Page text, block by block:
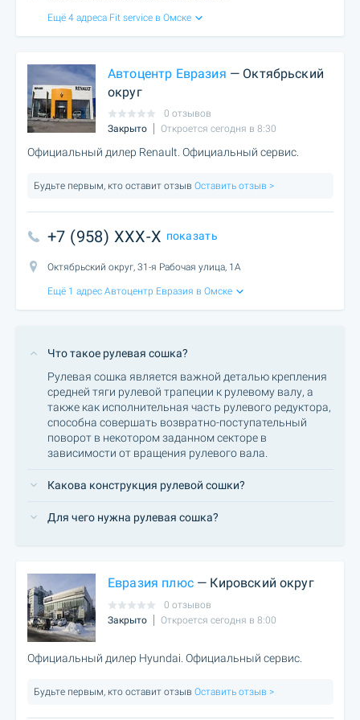
Ещё 4 адреса Fit service в Омске
Автоцентр Евразия — Октябрьский
округ
0 отзывов
Закрыто
Откроется сегодня в 8:30
Официальный дилер Renault. Официальный сервис.
Будьте первым, кто оставит отзыв Оставить отзыв >
+7 (958) XXX-X показать
Октябрьский округ, 31-я Рабочая улица, 1А
Ещё 1 адрес Автоцентр Евразия в Омске
Что такое рулевая сошка?
Рулевая сошка является важной деталью крепления
средней тяги рулевой трапеции к рулевому валу, а
также как исполнительная часть рулевого редуктора,
способна совершать возвратно-поступательный
поворот в некотором заданном секторе в
зависимости от вращения рулевого вала.
Какова конструкция рулевой сошки?
Для чего нужна рулевая сошка?
Евразия плюс— Кировский округ
0 отзывов
Закрыто
Откроется сегодня в 8:00
Официальный дилер Hyundai. Официальный сервис.
Будьте первым, кто оставит отзыв Оставить отзыв >